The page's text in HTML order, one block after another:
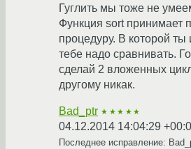
Гуглить мы тоже не
Функция sort принимает
процедуру. В которой ты
тебе надо сравнивать.
сделай 2 вложенных
другому никак.
Bad_ptr ★★★★★
04.12.2014 14:04:29
Последнее исправление: